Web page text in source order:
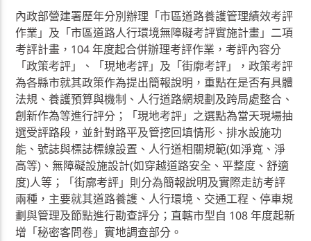
內政部營建署歷年分別辦理「市區道路養護管理績效考評
作業」及「市區道路人行環境無障礙考評實施計畫」二項
考評計畫，104 年度起合併辦理考評作業，考評內容分
「政策考評」、「現地考評」及「街廓考評」，政策考評
為各縣市就其政策作為提出簡報說明，重點在是否有具體
法規、養護預算與機制、人行道路網規劃及跨局處整合、
創新作為等進行評分；「現地考評」之選點為當天現場抽
選受評路段，並針對路平及管挖回填情形、排水設施功
能、號誌與標誌標線設置、人行道相關規範(如淨寬、淨
高等)、無障礙設施設計(如穿越道路安全、平整度、舒適
度)人等；「街廓考評」則分為簡報說明及實際走訪考評
兩種，主要就其道路養護、人行環境、交通工程、停車規
劃與管理及節點進行勘查評分；直轄市型自 108 年度起新
增「秘密客問卷」實地調查部分。